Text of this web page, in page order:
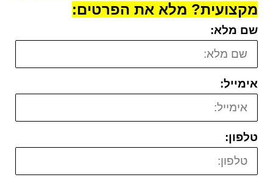
מקצועית? מלא את הפרטים:
שם מלא:
אימייל:
טלפון: